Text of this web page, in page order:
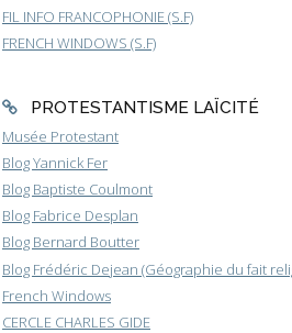
FIL INFO FRANCOPHONIE (S.F)
FRENCH WINDOWS (S.F)
PROTESTANTISME LAÏCITÉ
Musée Protestant
Blog Yannick Fer
Blog Baptiste Coulmont
Blog Fabrice Desplan
Blog Bernard Boutter
Blog Frédéric Dejean (Géographie du fait
French Windows
CERCLE CHARLES GIDE